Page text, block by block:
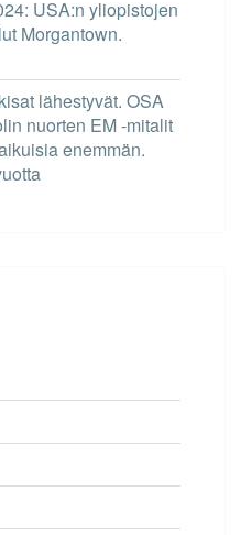
USA:n yliopistojen
Morgantown.
lähestyvät. OSA
nuorten EM -mitalit
enemmän.